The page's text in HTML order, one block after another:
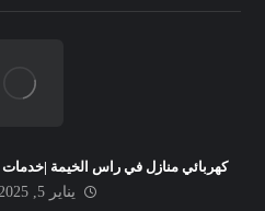
كهربائي منازل في راس الخيمة |خدمات
يناير 5, 2025